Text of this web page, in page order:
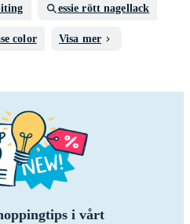
essie rött nagellack
color Visa mer
i vårt